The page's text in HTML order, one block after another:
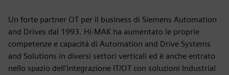
Un forte partner OT per il business di Siemens Automation
and Drives dal 1993. Hi-MAK ha aumentato le proprie
competenze e capacità di Automation and Drive Systems
and Solutions in diversi settori verticali ed è anche entrato
nello spazio dell'integrazione IT/OT con soluzioni Industrial